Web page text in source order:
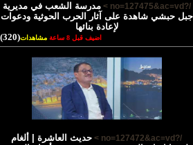
/?no=127475&ac=vd >
مدرسة الشعب في مديرية
جبل حبشي شاهدة على آثار الحرب الحوثية ودعوات
لإعادة بنائها
اضيف قبل 8 ساعة مشاهدات(320)
/?no=127472&ac=vd >
حديث العاشرة | ألغام